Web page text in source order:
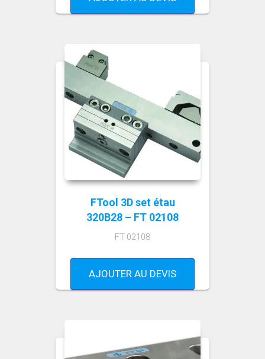
FTool 3D set étau
320B28 – FT 02108
FT 02108
AJOUTER AU DEVIS